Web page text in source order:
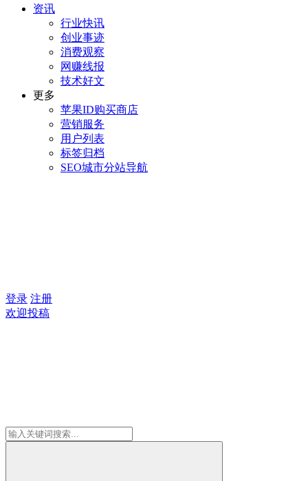
资讯
行业快讯
创业事迹
消费观察
网赚线报
技术好文
更多
苹果ID购买商店
营销服务
用户列表
标签归档
SEO城市分站导航
登录 注册
欢迎投稿